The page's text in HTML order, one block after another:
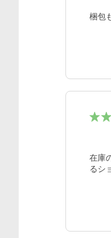
梱包
在庫
るシ